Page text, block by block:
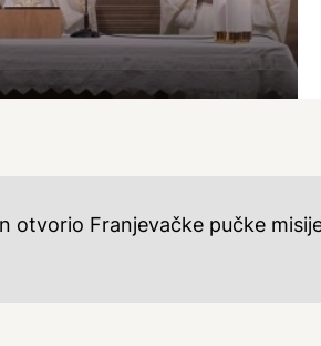
otvorio Franjevačke pučke